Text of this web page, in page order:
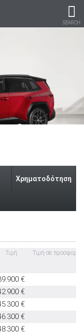
SEARCH
το
Χρηματοδότηση
Τιμή Τιμή σε προσφορά
€
€
€
€
€